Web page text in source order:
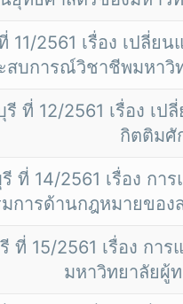
11/2561 เรื่อง เปลี่
สบการณ์วิชาชีพมหา
ที่ 12/2561 เรื่อง
กิตติมศั
ที่ 14/2561 เรื่อง กา
การด้านกฎหมายขอ
ที่ 15/2561 เรื่อง กา
มหาวิทยาลัยผู้